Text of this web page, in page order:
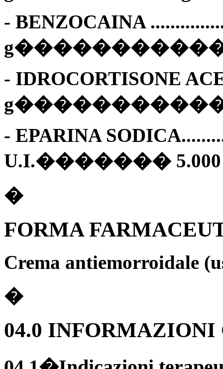
- BENZOCAINA
- IDROCORTISONE
- EPARINA
U.I.������� 5.000
�
FORMA
Crema antiemorroidale
�
04.0